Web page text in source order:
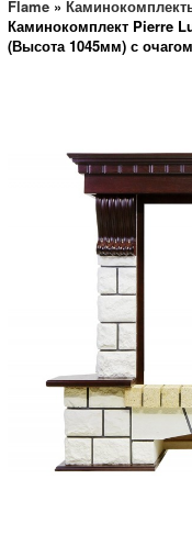
Flame »
Каминокомплект Pierre
(Высота 1045мм) с